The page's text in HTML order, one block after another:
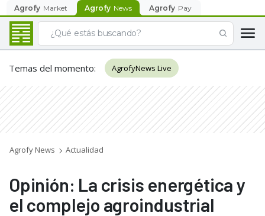
Agrofy Market Agrofy News Agrofy Pay
Temas del momento: AgrofyNews Live
Agrofy News Actualidad
Opinión: La crisis energética y
el complejo agroindustrial